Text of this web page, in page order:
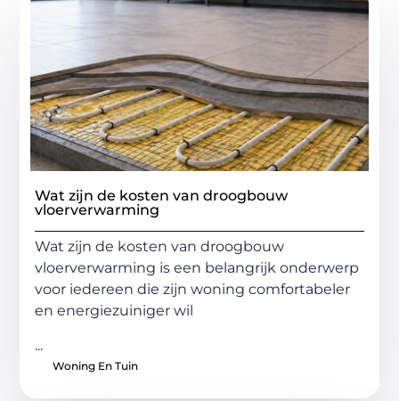
Wat zijn de kosten van droogbouw
vloerverwarming
Wat zijn de kosten van droogbouw
vloerverwarming is een belangrijk onderwerp
voor iedereen die zijn woning comfortabeler
en energiezuiniger wil
...
Woning En Tuin